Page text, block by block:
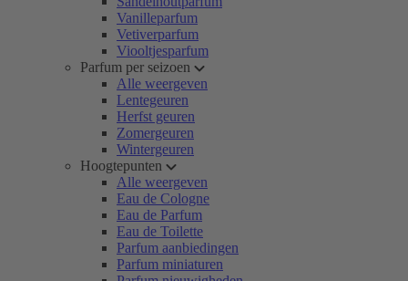
Vanilleparfum
Vetiverparfum
Viooltjesparfum
Parfum per seizoen
Alle weergeven
Lentegeuren
Herfst geuren
Zomergeuren
Wintergeuren
Hoogtepunten
Alle weergeven
Eau de Cologne
Eau de Parfum
Eau de Toilette
Parfum aanbiedingen
Parfum miniaturen